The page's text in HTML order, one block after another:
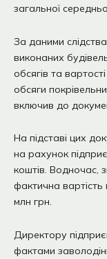
загальної
За даними
виконаних
обсягів та
обсяги
включив до
На підставі цих
на рахунок
коштів. Водночас,
фактична
млн грн.
Директору
фактами